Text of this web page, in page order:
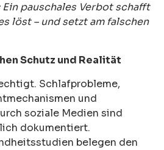
pauschales Verbot schafft
löst – und setzt am falschen
Schutz und Realität
Schlafprobleme,
und
soziale Medien sind
dokumentiert.
belegen den